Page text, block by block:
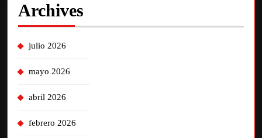
Archives
julio 2026
mayo 2026
abril 2026
febrero 2026